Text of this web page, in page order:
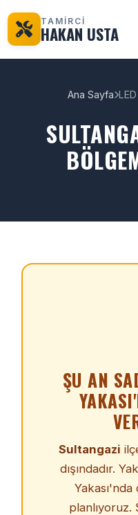
TAMİRCİ
HAKAN USTA
Ana Sayfa
ŞU AN
Sultangazi
dışındadır.
planlıyoruz.